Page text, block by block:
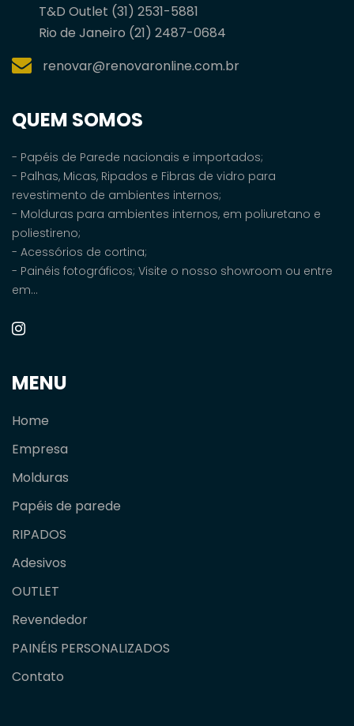
T&D Outlet (31) 2531-5881
Rio de Janeiro (21) 2487-0684
renovar@renovaronline.com.br
QUEM SOMOS
- Papéis de Parede nacionais e importados;
- Palhas, Micas, Ripados e Fibras de vidro para
revestimento de ambientes internos;
- Molduras para ambientes internos, em poliuretano e
poliestireno;
- Acessórios de cortina;
- Painéis fotográficos; Visite o nosso showroom ou entre
em...
MENU
Home
Empresa
Molduras
Papéis de parede
RIPADOS
Adesivos
OUTLET
Revendedor
PAINÉIS PERSONALIZADOS
Contato